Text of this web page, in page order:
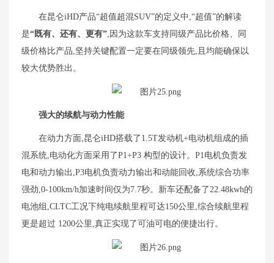
在昆仑iHD产品“超值超混SUV”的定义中,“超值”的解读
是“既有、还有、更有”,因为这款车支持同级产品比价格、同
级价格比产品,坚持关键配置一定要在同级领先,且均能确保以
较大优势胜出。
强大的续航与动力性能
在动力方面,昆仑iHD搭载了1.5T发动机+电动机组成的插
混系统,电动化方面采用了P1+P3 构型的设计。P1电机负责发
电和动力输出,P3电机负责动力输出和动能回收,系统综合功率
强劲,0-100km/h加速时间仅为7.7秒。新车还配备了22.48kwh的
电池组,CLTC工况下纯电续航里程可达150公里,综合续航里程
更是超过 1200公里,真正实现了可油可电的便捷出行。